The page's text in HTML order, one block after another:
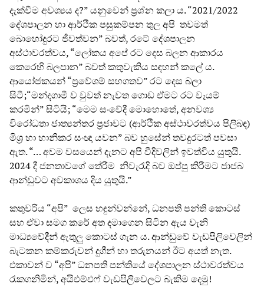
දැක්වීම අවශ්‍යය ද?” යනුවෙන් ප්‍රශ්න කලා ය. “2021/2022
දේශපාලන හා ආර්ථික පසුකම්පන තුල අපි තවමත්
බොහෝදුරට ජීවත්වන” බවත්, රටේ දේශපාලන
අස්ථාවරත්වය, “ලෝකය අපේ රට දෙස බලන ආකාරය
කෙරෙහි බලපාන” බවත් කතුවැකිය සඳහන් කලේ ය.
ආයෝජකයන් “ප්‍රවේශම් සහගතව” රට දෙස බලා
සිටී;“මන්දගාමී ව වුවත් නැවත ගොඩ ඒමට රට වෑයම්
කරමින්” සිටියි; “මෙම සංවේදී මොහොතේ, අනවශ්‍ය
විරෝධතා ජාත්‍යන්තර ප්‍රජාවට (ආර්ථික අස්ථාවරත්වය පිලිබඳ)
මිශ්‍ර හා හානිකර සංඥා යවන” බව හුසේන් තවදුරටත් පවසා
ඇත. “… අවම වසයෙන් දැනට අපි වීදිවලින් ඉවත්විය යුතුයි.
2024 දී ජනතාවගේ තේරීම නිවැරැදි බව ඔප්පු කිරීමට ජාජබ
ආන්ඩුවට අවකාශය දිය යුතුයි.”
කතුවරිය “අපි” ලෙස හඳුන්වන්නේ, ධනපති පන්ති කොටස්
සහ ඒවා සමග කරේ අත දමාගෙන සිටින ඇය වැනි
මාධ්‍යවේදීන් ඇතුලු කොටස් ගැන ය. ආන්ඩුවේ වැඩපිලිවෙලින්
බැටකන කම්කරුවන් දුගීන් හා තරුනයන් ඊට අයත් නැත.
එකාවන් ව “අපි” ධනපති පන්තියේ දේශපාලන ස්ථාවරත්වය
රැකගනිමින්, අයිඑම්එෆ් වැඩපිලිවෙලට බැකිම දෙමු!